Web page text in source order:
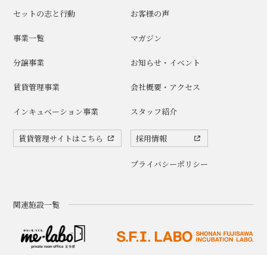
セットの志と行動
事業一覧
分譲事業
賃貸管理事業
インキュベーション事業
賃貸管理サイトはこちら
お客様の声
マガジン
お知らせ・イベント
会社概要・アクセス
スタッフ紹介
採用情報
プライバシーポリシー
関連施設一覧